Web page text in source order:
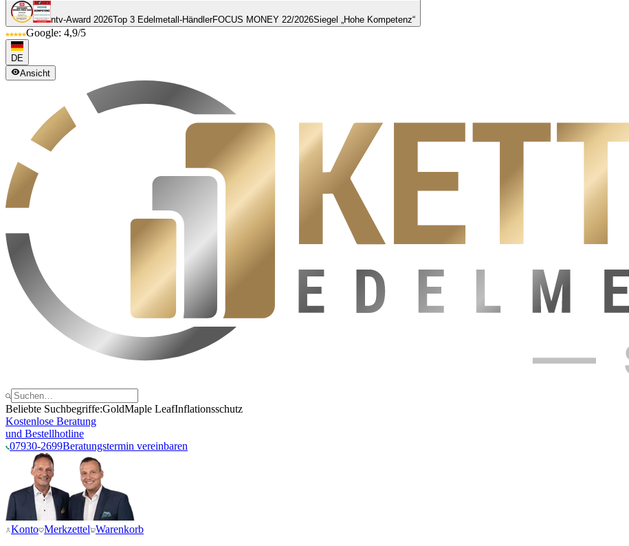
ntv-Award 2026Top 3 Edelmetall-HändlerFOCUS MONEY 22/2026Siegel „Hohe Kompetenz“
Google: 4,9/5
DE
Ansicht
Beliebte Suchbegriffe:GoldMaple LeafInflationsschutz
Kostenlose Beratung
und Bestellhotline
07930-2699Beratungstermin vereinbaren
Konto Merkzettel Warenkorb